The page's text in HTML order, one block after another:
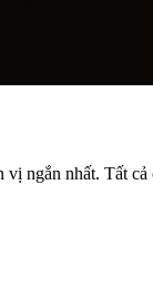
vị ngắn nhất. Tất